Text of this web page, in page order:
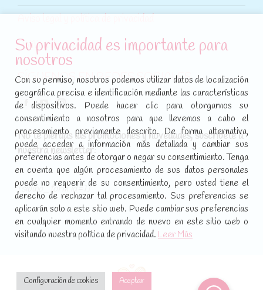
Política de cookies
SÍGUENOS EN REDES SOCIALES
Encuéntranos en:
Facebook
page
opens
in
new
window
YouTube
page
opens
in
new
window
Instagram
page
opens
in
new
window
No te pierdas las promociones y novedades, suscríbete a
nuestra newsletter:
[sibwp_form id=1]
Su privacidad es importante para
nosotros
Con su permiso, nosotros podemos utilizar datos de localización
geográfica precisa e identificación mediante las características
de dispositivos. Puede hacer clic para otorgarnos su
consentimiento a nosotros para que llevemos a cabo el
procesamiento previamente descrito. De forma alternativa,
puede acceder a información más detallada y cambiar sus
preferencias antes de otorgar o negar su consentimiento. Tenga
en cuenta que algún procesamiento de sus datos personales
puede no requerir de su consentimiento, pero usted tiene el
derecho de rechazar tal procesamiento. Sus preferencias se
aplicarán solo a este sitio web. Puede cambiar sus preferencias
en cualquier momento entrando de nuevo en este sitio web o
visitando nuestra política de privacidad. Leer Más
Configuración de cookies Aceptar